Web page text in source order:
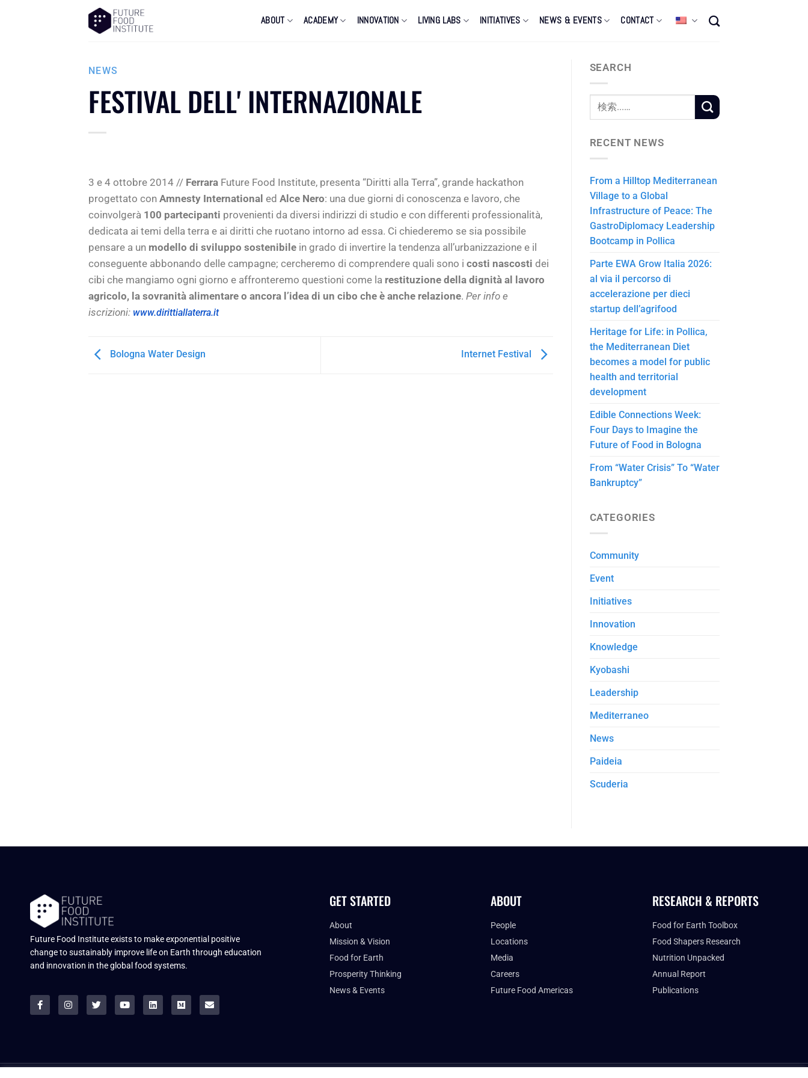
ABOUT ACADEMY INNOVATION LIVING LABS INITIATIVES NEWS & EVENTS CONTACT
NEWS
FESTIVAL DELL' INTERNAZIONALE
3 e 4 ottobre 2014 // Ferrara Future Food Institute, presenta “Diritti alla Terra”, grande hackathon
progettato con Amnesty International ed Alce Nero: una due giorni di conoscenza e lavoro, che
coinvolgerà 100 partecipanti provenienti da diversi indirizzi di studio e con differenti professionalità,
dedicata ai temi della terra e ai diritti che ruotano intorno ad essa. Ci chiederemo se sia possibile
pensare a un modello di sviluppo sostenibile in grado di invertire la tendenza all’urbanizzazione e il
conseguente abbonando delle campagne; cercheremo di comprendere quali sono i costi nascosti dei
cibi che mangiamo ogni giorno e affronteremo questioni come la restituzione della dignità al lavoro
agricolo, la sovranità alimentare o ancora l’idea di un cibo che è anche relazione. Per info e
iscrizioni: www.dirittiallaterra.it
Bologna Water Design Internet Festival
SEARCH
RECENT NEWS
From a Hilltop Mediterranean
Village to a Global
Infrastructure of Peace: The
GastroDiplomacy Leadership
Bootcamp in Pollica
Parte EWA Grow Italia 2026:
al via il percorso di
accelerazione per dieci
startup dell’agrifood
Heritage for Life: in Pollica,
the Mediterranean Diet
becomes a model for public
health and territorial
development
Edible Connections Week:
Four Days to Imagine the
Future of Food in Bologna
From “Water Crisis” To “Water
Bankruptcy”
CATEGORIES
Community
Event
Initiatives
Innovation
Knowledge
Kyobashi
Leadership
Mediterraneo
News
Paideia
Scuderia
Future Food Institute exists to make exponential positive
change to sustainably improve life on Earth through education
and innovation in the global food systems.
GET STARTED
About
Mission & Vision
Food for Earth
Prosperity Thinking
News & Events
ABOUT
People
Locations
Media
Careers
Future Food Americas
RESEARCH & REPORTS
Food for Earth Toolbox
Food Shapers Research
Nutrition Unpacked
Annual Report
Publications